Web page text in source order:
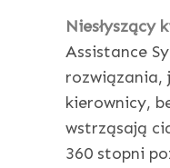
Niesłyszący
Assistance
rozwiązania,
kierownicy,
wstrząsają
360 stopni